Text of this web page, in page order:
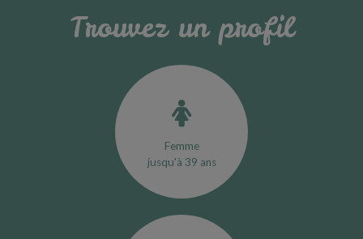
Trouvez un profil
Femme
jusqu'à 39 ans